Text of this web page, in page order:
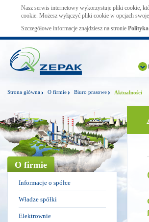
Nasz serwis internetowy wykorzystuje pliki cookie,
cookie. Możesz wyłączyć pliki cookie w opcjach
Szczegółowe informacje znajdziesz na stronie
Strona główna O firmie Biuro prasowe Aktualności
O firmie
Informacje o spółce
Władze spółki
Elektrownie